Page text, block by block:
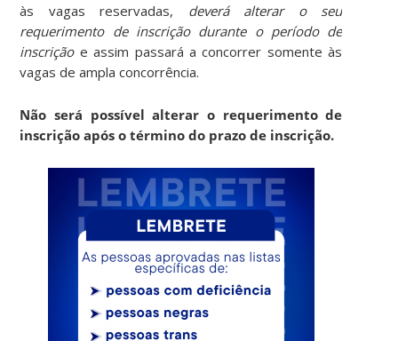
às vagas reservadas, deverá alterar o seu
requerimento de inscrição durante o período de
inscriçãoe assim passará a concorrer somente às
vagas de ampla concorrência.
Não será possível alterar o requerimento de
inscrição após o término do prazo de inscrição.